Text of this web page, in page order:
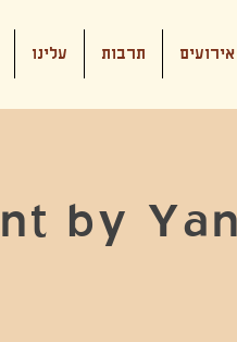
אירועים תרבות עלינו
by